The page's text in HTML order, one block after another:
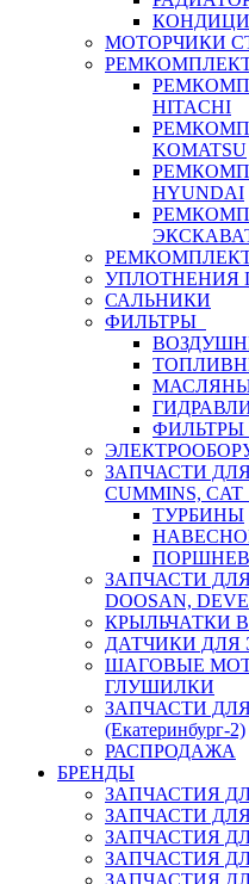
МОТОРЧИКИ
HITACHI
KOMATSU
HYUNDAI
САЛЬНИКИ
ФИЛЬТРЫ
ЗАПЧАСТИ ДЛЯ
CUMMINS, CAT
ТУРБИНЫ
ЗАПЧАСТИ
DOOSAN,
КРЫЛЬЧАТКИ
ДАТЧИКИ ДЛЯ
ШАГОВЫЕ
ГЛУШИЛКИ
ЗАПЧАСТИ
(Екатеринбург-2)
РАСПРОДАЖА
БРЕНДЫ
ЗАПЧАСТИЯ
ЗАПЧАСТИ
ЗАПЧАСТИЯ
ЗАПЧАСТИЯ
ЗАПЧАСТИЯ